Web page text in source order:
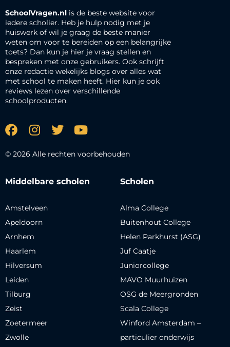
SchoolVragen.nl is de beste website voor
iedere scholier. Heb je hulp nodig met je
huiswerk of wil je graag de beste manier
weten om voor te bereiden op een belangrijke
toets? Dan kun je hier je vraag stellen en
bespreken met onze gebruikers. Ook schrijft
onze redactie wekelijks blogs over alles wat
met school te maken heeft. Hier kun je ook
reviews lezen over verschillende
schoolproducten.
© 2026 Alle rechten voorbehouden
Middelbare scholen
Amstelveen
Apeldoorn
Arnhem
Haarlem
Hilversum
Leiden
Tilburg
Zeist
Zoetermeer
Zwolle
Scholen
Alma College
Buitenhout College
Helen Parkhurst (ASG)
Juf Caatje
Juniorcollege
MAVO Muurhuizen
OSG de Meergronden
Scala College
Winford Amsterdam –
particulier onderwijs